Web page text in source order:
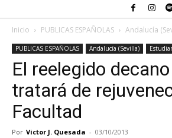
Inicio PUBLICAS ESPAÑOLAS Andalucía
PUBLICAS ESPAÑOLAS Andalucía (Sevilla)
El reelegido
tratará de
Facultad
Por Victor J. Quesada - 03/10/2013